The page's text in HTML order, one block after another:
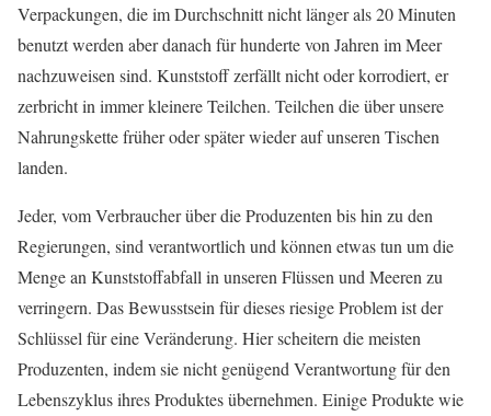
Verpackungen, die im Durchschnitt nicht länger als 20 Minuten
benutzt werden aber danach für hunderte von Jahren im Meer
nachzuweisen sind. Kunststoff zerfällt nicht oder korrodiert, er
zerbricht in immer kleinere Teilchen. Teilchen die über unsere
Nahrungskette früher oder später wieder auf unseren Tischen
landen.
Jeder, vom Verbraucher über die Produzenten bis hin zu den
Regierungen, sind verantwortlich und können etwas tun um die
Menge an Kunststoffabfall in unseren Flüssen und Meeren zu
verringern. Das Bewusstsein für dieses riesige Problem ist der
Schlüssel für eine Veränderung. Hier scheitern die meisten
Produzenten, indem sie nicht genügend Verantwortung für den
Lebenszyklus ihres Produktes übernehmen. Einige Produkte wie